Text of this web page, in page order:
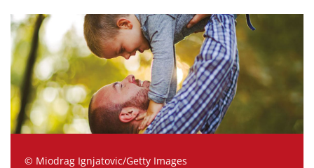
© Miodrag Ignjatovic/Getty Images